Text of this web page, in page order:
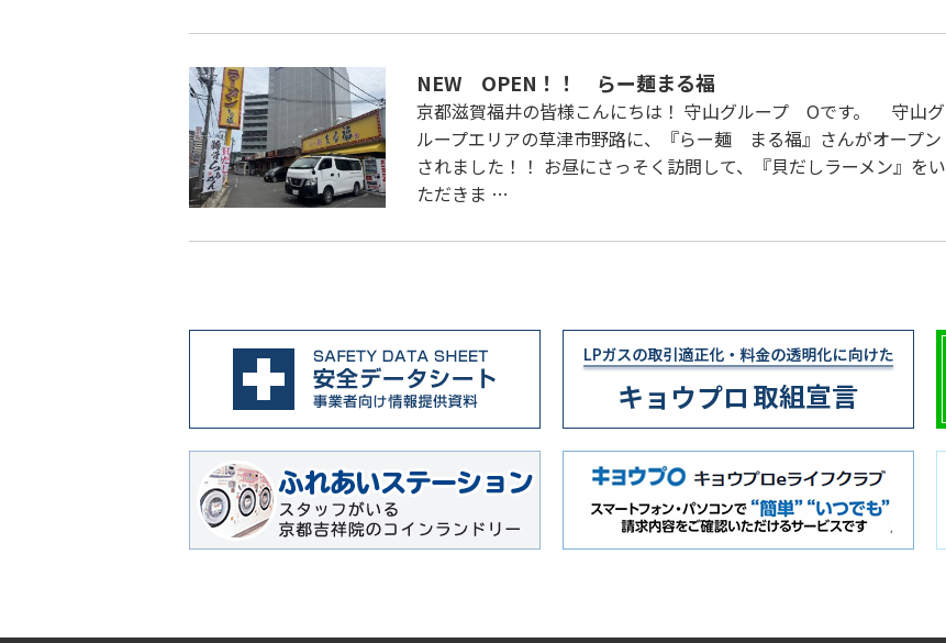
NEW OPEN！！ らー麺まる福
京都滋賀福井の皆様こんにちは！ 守山グループ Oです。 守山グ
ループエリアの草津市野路に、『らー麺 まる福』さんがオープン
されました！！ お昼にさっそく訪問して、『貝だしラーメン』をい
ただきま …